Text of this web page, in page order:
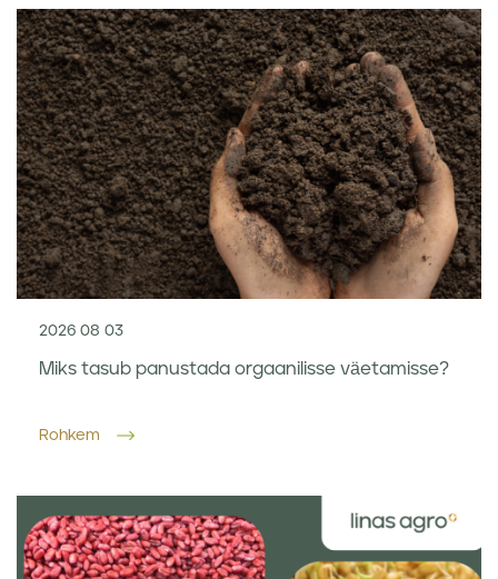
2026 08 03
Miks tasub panustada orgaanilisse väetamisse?
Rohkem